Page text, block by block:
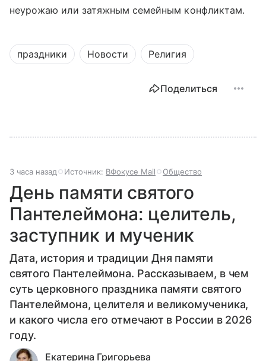
неурожаю или затяжным семейным конфликтам.
праздники Новости Религия
Поделиться
3 часа назад Источник: ВФокусе Mail Общество
День памяти святого
Пантелеймона: целитель,
заступник и мученик
Дата, история и традиции Дня памяти
святого Пантелеймона. Рассказываем, в чем
суть церковного праздника памяти святого
Пантелеймона, целителя и великомученика,
и какого числа его отмечают в России в 2026
году.
Екатерина Григорьева